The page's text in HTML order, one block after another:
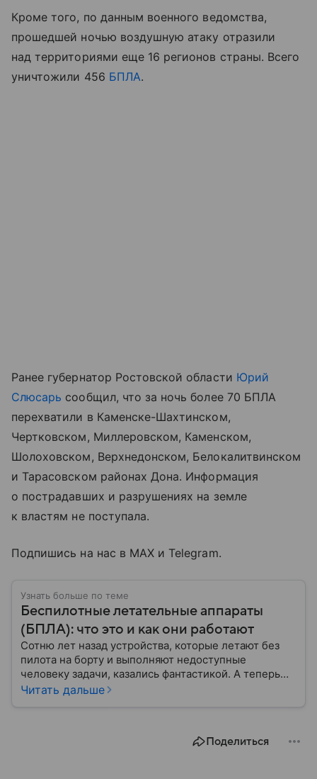
Кроме того, по данным военного ведомства,
прошедшей ночью воздушную атаку отразили
над территориями еще 16 регионов страны. Всего
уничтожили 456 БПЛА.
Ранее губернатор Ростовской области Юрий
Слюсарь сообщил, что за ночь более 70 БПЛА
перехватили в Каменске-Шахтинском,
Чертковском, Миллеровском, Каменском,
Шолоховском, Верхнедонском, Белокалитвинском
и Тарасовском районах Дона. Информация
о пострадавших и разрушениях на земле
к властям не поступала.
Подпишись на нас в MAX и Telegram.
Узнать больше по теме
Беспилотные летательные аппараты
(БПЛА): что это и как они работают
Сотню лет назад устройства, которые летают без
пилота на борту и выполняют недоступные
человеку задачи, казались фантастикой. А теперь
они стали реальностью: собрали главное о
Читать дальше
Поделиться